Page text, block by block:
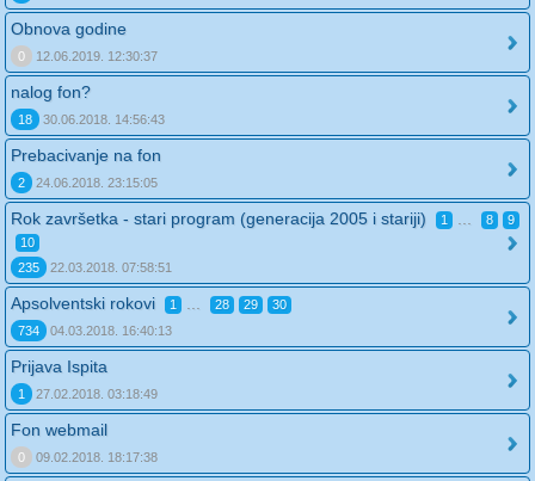
Obnova godine
0 12.06.2019. 12:30:37
nalog fon?
18 30.06.2018. 14:56:43
Prebacivanje na fon
2 24.06.2018. 23:15:05
Rok završetka - stari program (generacija 2005 i stariji) 1 8
9
10
235
22.03.2018. 07:58:51
Apsolventski rokovi 1 28 29
30
734
04.03.2018. 16:40:13
Prijava Ispita
1 27.02.2018. 03:18:49
Fon webmail
0 09.02.2018. 18:17:38